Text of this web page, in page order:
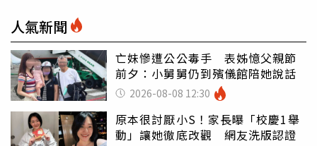
人氣新聞
亡妹慘遭公公毒手 表姊憶父親節
前夕：小舅舅仍到殯儀館陪她說話
2026-08-08 12:30
原本很討厭小S！家長曝「校慶1舉
動」讓她徹底改觀 網友洗版認證